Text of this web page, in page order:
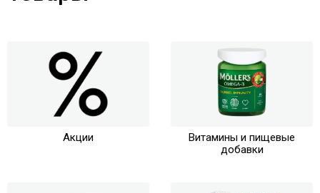
Акции
Витамины и пищевые
добавки